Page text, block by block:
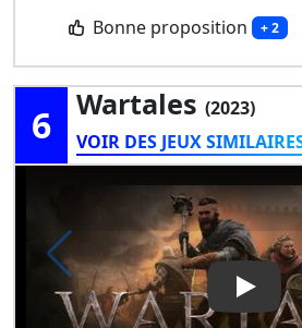
Bonne proposition + 2
6 Wartales (2023)
VOIR DES JEUX
Play